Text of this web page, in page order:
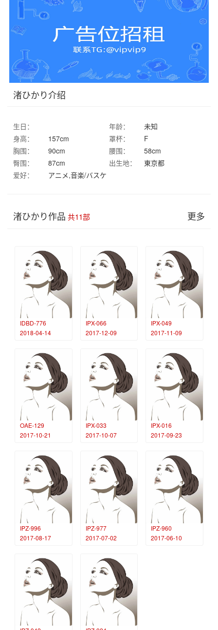
渚ひかり介绍
生日： 年龄：
未知
身高：
157cm 罩杯：
F
胸围：
90cm 腰围：
58cm
臀围：
87cm 出生地：
東京都
爱好：
アニメ,音楽/バスケ
更多
渚ひかり作品 共11部
IDBD-776
2018-04-14
IPX-066
2017-12-09
IPX-049
2017-11-09
OAE-129
2017-10-21
IPX-033
2017-10-07
IPX-016
2017-09-23
IPZ-996
2017-08-17
IPZ-977
2017-07-02
IPZ-960
2017-06-10